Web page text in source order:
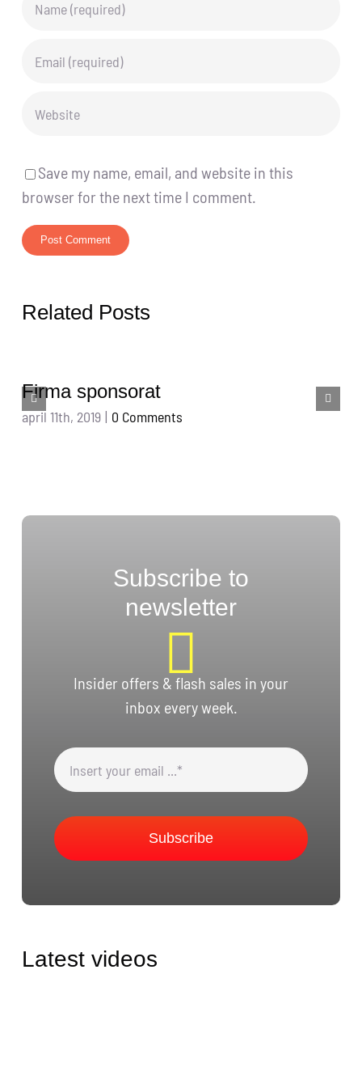
Save my name, email, and website in this
browser for the next time I comment.
Related Posts
Firma sponsorat
april 11th, 2019 | 0 Comments
Subscribe to
newsletter
Insider offers & flash sales in your
inbox every week.
Subscribe
Latest videos